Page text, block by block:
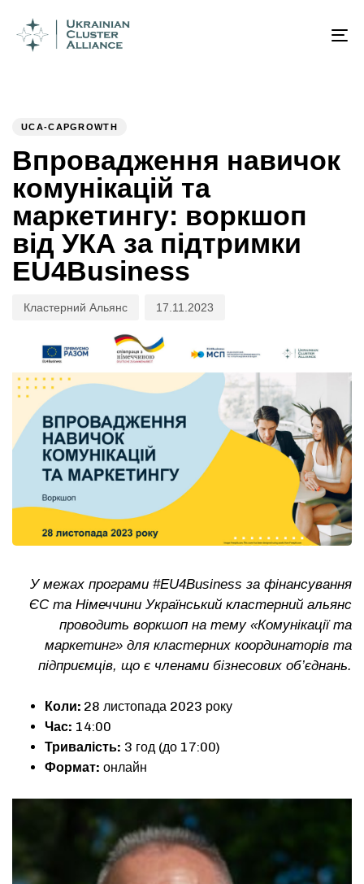
IN:
UCA-CAPGROWTH
Впровадження навичок
комунікацій та
маркетингу: воркшоп
від УКА за підтримки
EU4Business
Кластерний Альянс
on:
17.11.2023
У межах програми #EU4Business за фінансування
ЄС та Німеччини Український кластерний альянс
проводить воркшоп на тему «Комунікації та
маркетинг» для кластерних координаторів та
підприємців, що є членами бізнесових об’єднань.
Коли: 28 листопада 2023 року
Час: 14:00
Тривалість: 3 год (до 17:00)
Формат: онлайн